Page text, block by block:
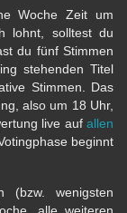
Woche Zeit um
lohnt, solltest du
du fünf Stimmen
stehenden Titel
Stimmen. Das
also um 18 Uhr,
live auf allen
beginnt
(bzw. wenigsten